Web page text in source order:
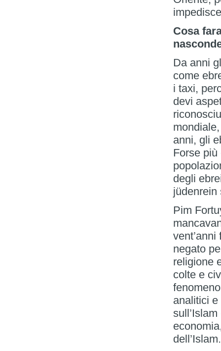
Cosa
Da anni
come
i taxi,
devi
anni, gli
Forse
degli
jüdenrein
Pim
negato
religione
colte e
analitici e